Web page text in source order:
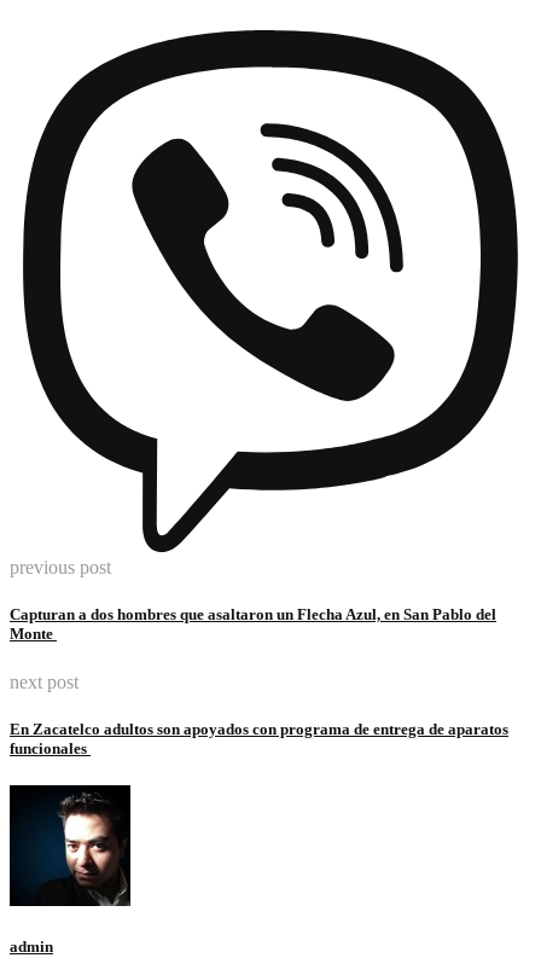
previous post
Capturan a dos hombres que asaltaron un Flecha Azul, en San Pablo del
Monte
next post
En Zacatelco adultos son apoyados con programa de entrega de aparatos
funcionales
admin